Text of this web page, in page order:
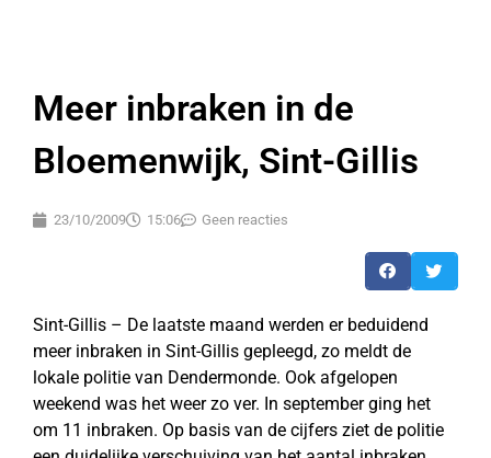
Meer inbraken in de
Bloemenwijk, Sint-Gillis
23/10/2009 15:06 Geen reacties
Sint-Gillis – De laatste maand werden er beduidend
meer inbraken in Sint-Gillis gepleegd, zo meldt de
lokale politie van Dendermonde. Ook afgelopen
weekend was het weer zo ver. In september ging het
om 11 inbraken. Op basis van de cijfers ziet de politie